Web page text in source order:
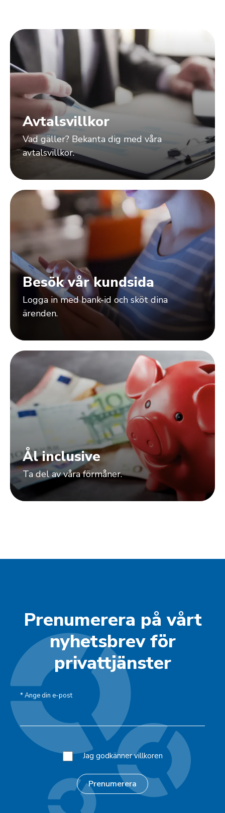
Avtalsvillkor
Vad gäller? Bekanta dig med våra
avtalsvillkor.
Besök vår kundsida
Logga in med bank-id och sköt dina
ärenden.
Ål inclusive
Ta del av våra förmåner.
Prenumerera på vårt
nyhetsbrev för
privattjänster
*Ange din e-post
Jag godkänner villkoren